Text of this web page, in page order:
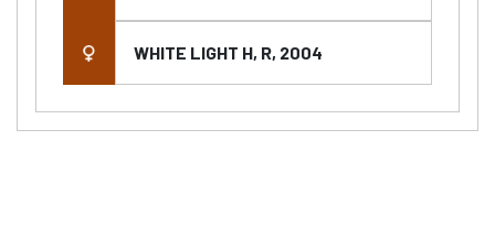
WHITE LIGHT H, R, 2004